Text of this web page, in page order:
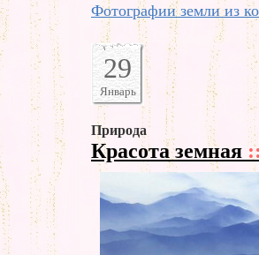
Фотографии земли из
29
Январь
Природа
Красота земная